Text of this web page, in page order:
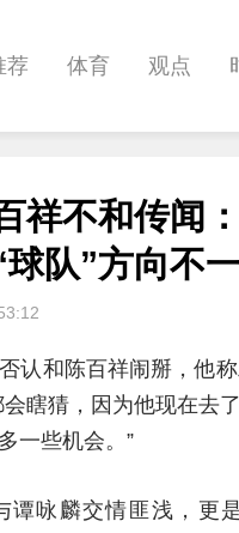
荐 体育 观点
娱乐 影像
祥不和传闻
队”方向不
认和陈百祥闹掰，他
瞎猜，因为他现在去
一些机会。”
谭咏麟交情匪浅，更